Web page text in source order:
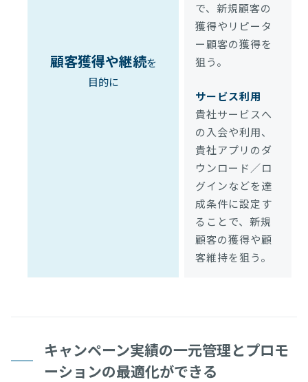
顧客獲得や継続を
目的に
で、新規顧客の
獲得やリピータ
ー顧客の獲得を
狙う。
サービス利用
貴社サービスへ
の入会や利用、
貴社アプリのダ
ウンロード／ロ
グインなどを達
成条件に設定す
ることで、新規
顧客の獲得や顧
客維持を狙う。
キャンペーン実績の一元管理とプロモ
ーションの最適化ができる